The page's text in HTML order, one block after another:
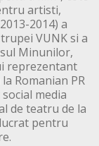
artisti,
2014) a
VUNK si a
Minunilor,
reprezentant
Romanian PR
media
de teatru de la
pentru